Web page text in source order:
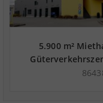
5.900 m²
Augsburg-